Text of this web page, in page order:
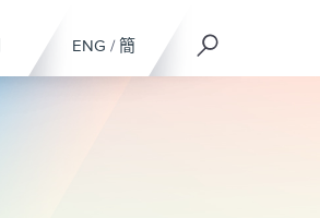
ENG / 簡